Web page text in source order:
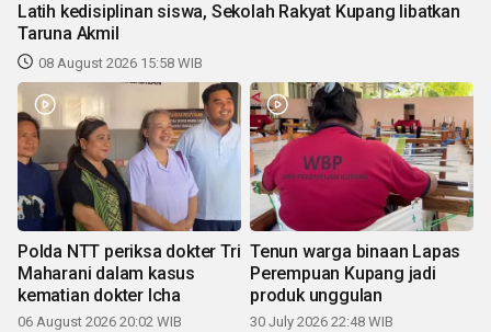
Latih kedisiplinan siswa, Sekolah Rakyat Kupang libatkan
Taruna Akmil
08 August 2026 15:58 WIB
Polda NTT periksa dokter Tri
Maharani dalam kasus
kematian dokter Icha
06 August 2026 20:02 WIB
Tenun warga binaan Lapas
Perempuan Kupang jadi
produk unggulan
30 July 2026 22:48 WIB